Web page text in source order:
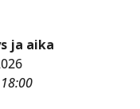
ja aika